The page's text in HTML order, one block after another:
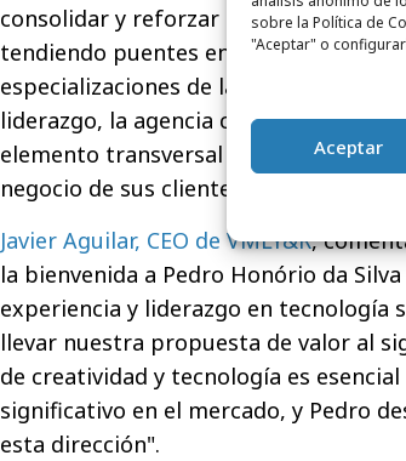
sobre la Política de
"Aceptar" o
Aceptar
consolidar y reforzar las capacidades
tendiendo puentes entre el equipo
especializaciones de la agencia. Con
liderazgo, la agencia consolida su
elemento transversal para, junto a la
negocio de sus clientes.
Javier Aguilar, CEO de VMLY&R,
la bienvenida a Pedro Honório da
experiencia y liderazgo en tecnología
llevar nuestra propuesta de valor al
de creatividad y tecnología es
significativo en el mercado, y Pedro
esta dirección".